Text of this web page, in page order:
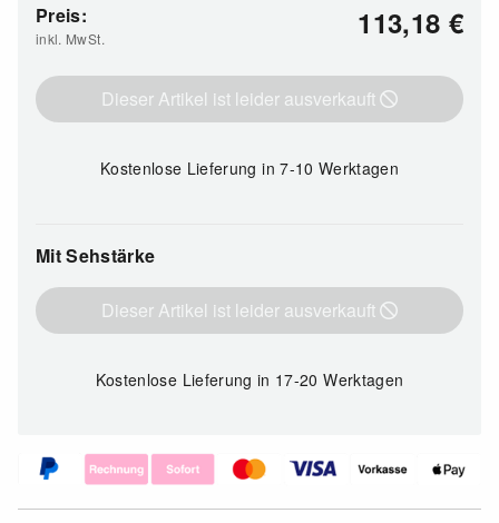
Preis:
inkl. MwSt. 113,18 €
Dieser Artikel ist leider ausverkauft
Kostenlose Lieferungin 7-10 Werktagen
Mit Sehstärke
Dieser Artikel ist leider ausverkauft
Kostenlose Lieferungin 17-20 Werktagen